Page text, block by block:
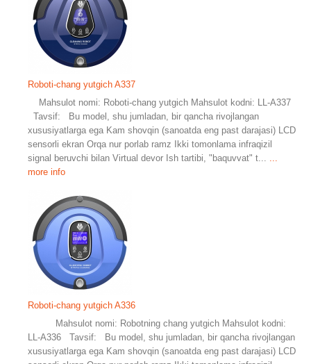
Roboti-chang yutgich A337
Mahsulot nomi: Roboti-chang yutgich Mahsulot kodni: LL-A337
Tavsif: Bu model, shu jumladan, bir qancha rivojlangan
xususiyatlarga ega Kam shovqin (sanoatda eng past darajasi) LCD
sensorli ekran Orqa nur porlab ramz Ikki tomonlama infraqizil
signal beruvchi bilan Virtual devor Ish tartibi, "baquvvat" t...
more info
Roboti-chang yutgich A336
Mahsulot nomi: Robotning chang yutgich Mahsulot kodni:
LL-A336 Tavsif: Bu model, shu jumladan, bir qancha rivojlangan
xususiyatlarga ega Kam shovqin (sanoatda eng past darajasi) LCD